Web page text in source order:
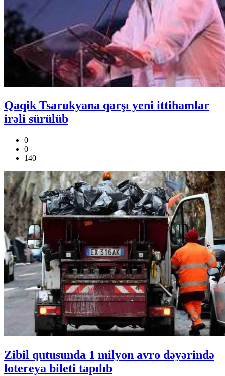
Qaqik Tsarukyana qarşı yeni ittihamlar
irəli sürülüb
0
0
140
Zibil qutusunda 1 milyon avro dəyərində
lotereya bileti tapılıb